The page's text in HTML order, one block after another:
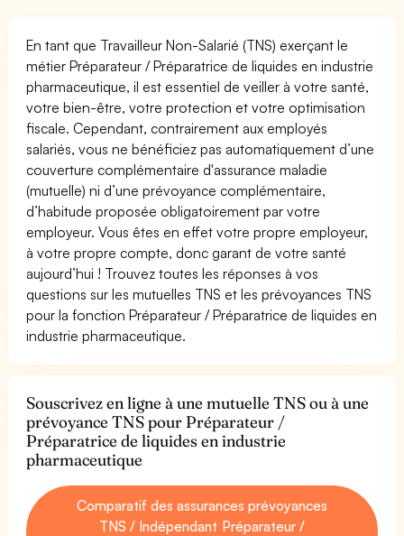
En tant que Travailleur Non-Salarié (TNS) exerçant le
métier Préparateur / Préparatrice de liquides en industrie
pharmaceutique, il est essentiel de veiller à votre santé,
votre bien-être, votre protection et votre optimisation
fiscale. Cependant, contrairement aux employés
salariés, vous ne bénéficiez pas automatiquement d’une
couverture complémentaire d'assurance maladie
(mutuelle) ni d’une prévoyance complémentaire,
d’habitude proposée obligatoirement par votre
employeur. Vous êtes en effet votre propre employeur,
à votre propre compte, donc garant de votre santé
aujourd’hui ! Trouvez toutes les réponses à vos
questions sur les mutuelles TNS et les prévoyances TNS
pour la fonction Préparateur / Préparatrice de liquides en
industrie pharmaceutique.
Souscrivez en ligne à une mutuelle TNS ou à une
prévoyance TNS pour Préparateur /
Préparatrice de liquides en industrie
pharmaceutique
Comparatif des assurances prévoyances
TNS / Indépendant Préparateur /